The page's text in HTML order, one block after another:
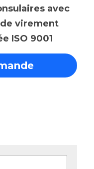
avec
virement
ISO 9001